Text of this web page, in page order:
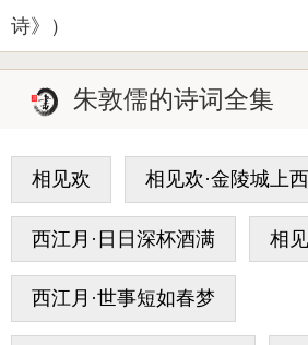
诗》）
朱敦儒的诗词全集
相见欢 相见欢·金陵城上
西江月·日日深杯酒满 相
西江月·世事短如春梦